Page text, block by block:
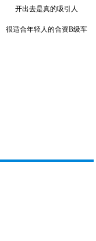
很适合年轻人的合资B级车